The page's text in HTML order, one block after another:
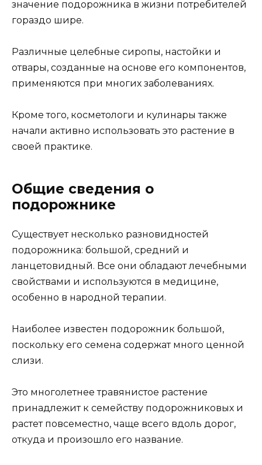
значение подорожника в жизни потребителей
гораздо шире.
Различные целебные сиропы, настойки и
отвары, созданные на основе его компонентов,
применяются при многих заболеваниях.
Кроме того, косметологи и кулинары также
начали активно использовать это растение в
своей практике.
Общие сведения о
подорожнике
Существует несколько разновидностей
подорожника: большой, средний и
ланцетовидный. Все они обладают лечебными
свойствами и используются в медицине,
особенно в народной терапии.
Наиболее известен подорожник большой,
поскольку его семена содержат много ценной
слизи.
Это многолетнее травянистое растение
принадлежит к семейству подорожниковых и
растет повсеместно, чаще всего вдоль дорог,
откуда и произошло его название.